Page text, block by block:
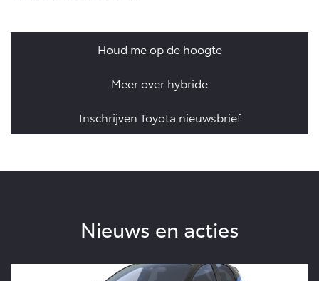
Houd me op de hoogte
Meer over hybride
Inschrijven Toyota nieuwsbrief
Nieuws en acties